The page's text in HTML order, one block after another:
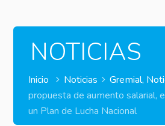
NOTICIAS
Inicio Noticias Gremial,
propuesta de aumento salarial,
un Plan de Lucha Nacional